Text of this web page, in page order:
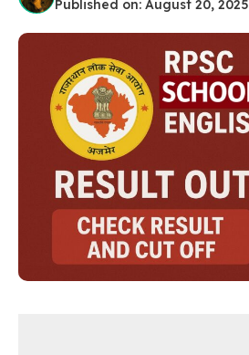
Published on: August 20, 2025